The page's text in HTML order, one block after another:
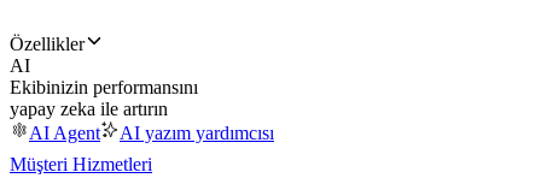
Özellikler
AI
Ekibinizin performansını
yapay zeka ile artırın
AI Agent
AI yazım yardımcısı
Müşteri Hizmetleri